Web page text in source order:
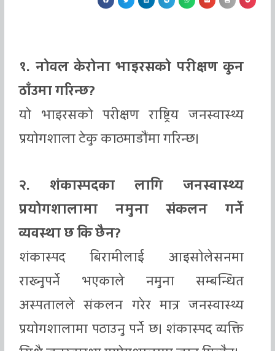
१. नोवल केरोना भाइरसको परीक्षण कुन
ठाँउमा गरिन्छ?
यो भाइरसको परीक्षण राष्ट्रिय जनस्वास्थ्य
प्रयोगशाला टेकु काठमाडौंमा गरिन्छ।
२. शंकास्पदका लागि जनस्वास्थ्य
प्रयोगशालामा नमुना संकलन गर्ने
व्यवस्था छ कि छैन?
शंकास्पद बिरामीलाई आइसोलेसनमा
राख्नुपर्ने भएकाले नमुना सम्बन्धित
अस्पतालले संकलन गरेर मात्र जनस्वास्थ्य
प्रयोगशालामा पठाउनु पर्ने छ। शंकास्पद व्यक्ति